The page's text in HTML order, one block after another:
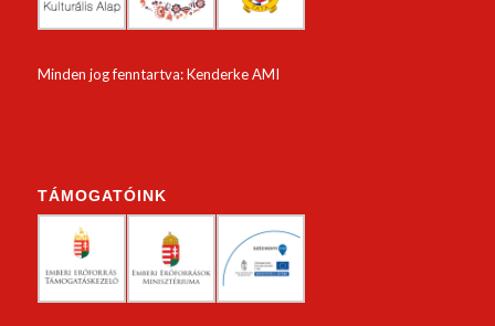
Minden jog fenntartva: Kenderke AMI
TÁMOGATÓINK